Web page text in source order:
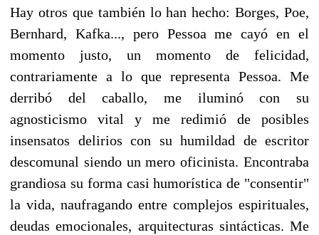
Hay otros que también lo han hecho: Borges, Poe,
Bernhard, Kafka..., pero Pessoa me cayó en el
momento justo, un momento de felicidad,
contrariamente a lo que representa Pessoa. Me
derribó del caballo, me iluminó con su
agnosticismo vital y me redimió de posibles
insensatos delirios con su humildad de escritor
descomunal siendo un mero oficinista. Encontraba
grandiosa su forma casi humorística de "consentir"
la vida, naufragando entre complejos espirituales,
deudas emocionales, arquitecturas sintácticas. Me